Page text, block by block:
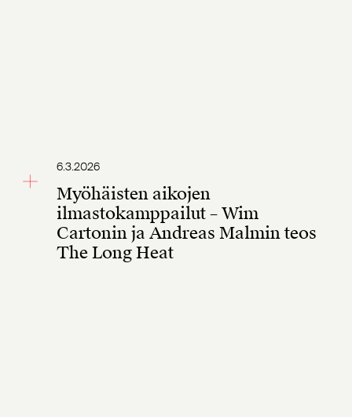
6.3.2026
Myöhäisten aikojen
ilmastokamppailut – Wim
Cartonin ja Andreas Malmin teos
The Long Heat